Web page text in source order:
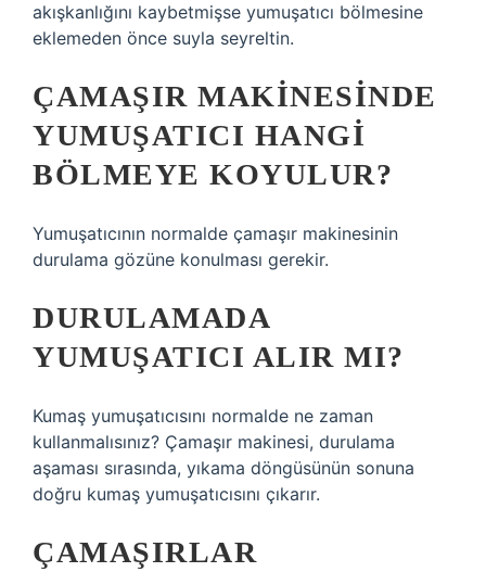
akışkanlığını kaybetmişse yumuşatıcı bölmesine
eklemeden önce suyla seyreltin.
ÇAMAŞIR MAKINESINDE
YUMUŞATICI HANGI
BÖLMEYE KOYULUR?
Yumuşatıcının normalde çamaşır makinesinin
durulama gözüne konulması gerekir.
DURULAMADA
YUMUŞATICI ALIR MI?
Kumaş yumuşatıcısını normalde ne zaman
kullanmalısınız? Çamaşır makinesi, durulama
aşaması sırasında, yıkama döngüsünün sonuna
doğru kumaş yumuşatıcısını çıkarır.
ÇAMAŞIRLAR